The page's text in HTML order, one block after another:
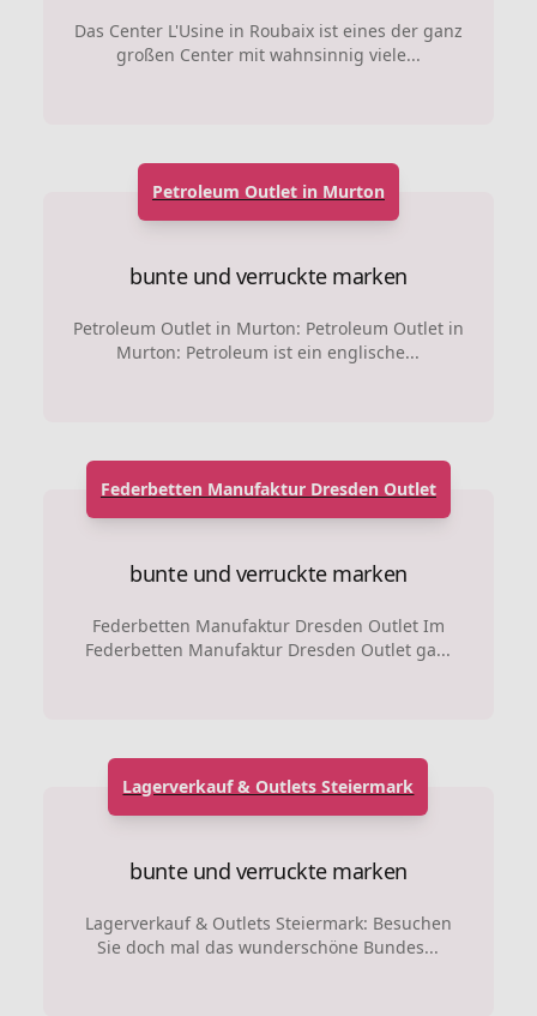
Das Center L'Usine in Roubaix ist eines der ganz
großen Center mit wahnsinnig viele...
Petroleum Outlet in Murton
bunte und verruckte marken
Petroleum Outlet in Murton: Petroleum Outlet in
Murton: Petroleum ist ein englische...
Federbetten Manufaktur Dresden Outlet
bunte und verruckte marken
Federbetten Manufaktur Dresden Outlet Im
Federbetten Manufaktur Dresden Outlet ga...
Lagerverkauf & Outlets Steiermark
bunte und verruckte marken
Lagerverkauf & Outlets Steiermark: Besuchen
Sie doch mal das wunderschöne Bundes...